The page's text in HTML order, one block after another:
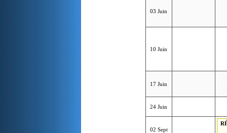
03 Juin
10 Juin
17 Juin
24 Juin
02 Sept